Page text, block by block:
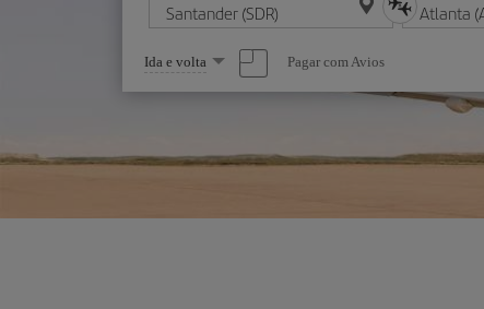
Selecione
uma
opção
Ida e volta Pagar com Avios